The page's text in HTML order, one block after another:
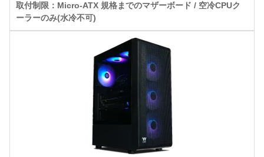
取付制限：Micro-ATX 規格までのマザーボード / 空冷CPUク
ーラーのみ(水冷不可)